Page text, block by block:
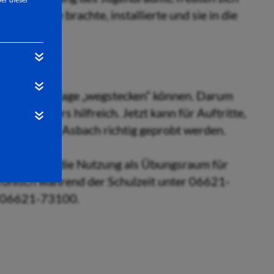
die Anlage brachte, installierte und sie in die
eine Anlage „wegstecken“ können. Darum
besonders hilfreich. Jetzt kann für Auftritte,
Asbach richtig geprobt werden.
über die Nutzung als Übungsraum für
während der Schulzeit unter 06621-
73100.